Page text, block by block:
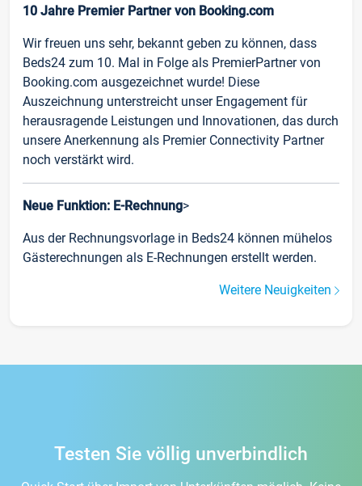
10 Jahre Premier Partner von Booking.com
Wir freuen uns sehr, bekannt geben zu können, dass
Beds24 zum 10. Mal in Folge als PremierPartner von
Booking.com ausgezeichnet wurde! Diese
Auszeichnung unterstreicht unser Engagement für
herausragende Leistungen und Innovationen, das durch
unsere Anerkennung als Premier Connectivity Partner
noch verstärkt wird.
Neue Funktion: E-Rechnung>
Aus der Rechnungsvorlage in Beds24 können mühelos
Gästerechnungen als E-Rechnungen erstellt werden.
Weitere Neuigkeiten
Testen Sie völlig unverbindlich